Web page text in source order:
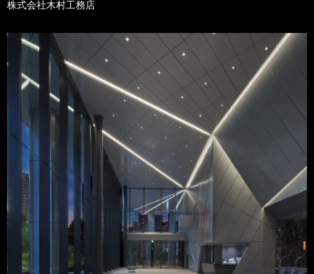
株式会社木村工務店